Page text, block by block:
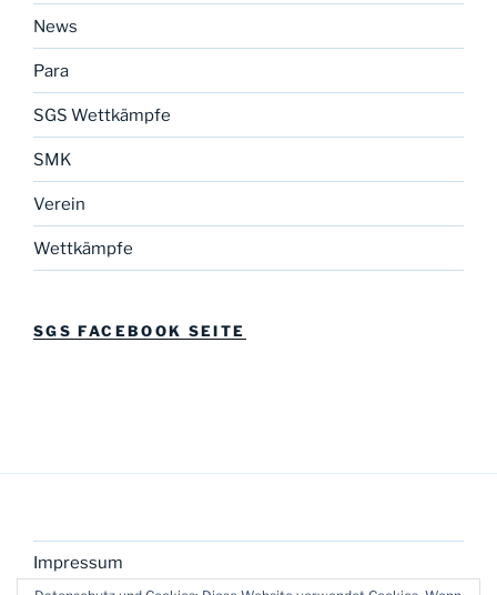
News
Para
SGS Wettkämpfe
SMK
Verein
Wettkämpfe
SGS FACEBOOK SEITE
Impressum